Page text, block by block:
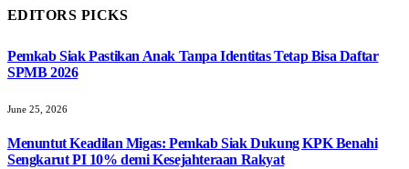
EDITORS PICKS
Pemkab Siak Pastikan Anak Tanpa Identitas Tetap Bisa Daftar
SPMB 2026
June 25, 2026
Menuntut Keadilan Migas: Pemkab Siak Dukung KPK Benahi
Sengkarut PI 10% demi Kesejahteraan Rakyat